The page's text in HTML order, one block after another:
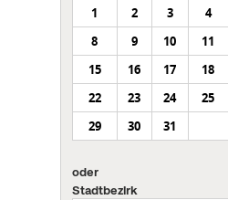
1
2 3 4
8
9 10 11
15
16 17 18
22
23 24 25
29
30 31
oder
Stadtbezirk